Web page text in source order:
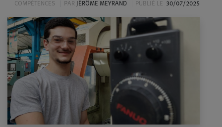
COMPÉTENCES
PAR JÉRÔME MEYRAND PUBLIÉ LE 30/07/2025